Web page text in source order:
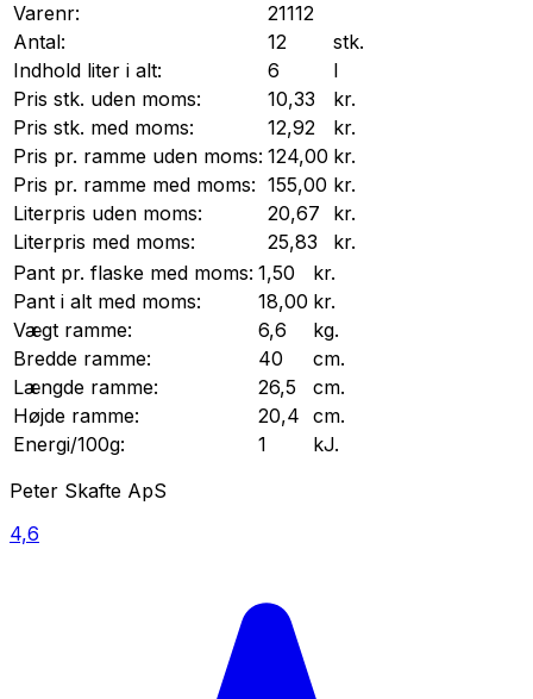
Varenr:
21112
Antal:
12
stk.
Indhold liter i alt:
6
l
Pris stk. uden moms:
10,33
kr.
Pris stk. med moms:
12,92
kr.
Pris pr. ramme uden moms: 124,00 kr.
Pris pr. ramme med moms: 155,00 kr.
Literpris uden moms:
20,67
kr.
Literpris med moms:
25,83
kr.
Pant pr. flaske med moms: 1,50
kr.
Pant i alt med moms:
18,00 kr.
Vægt ramme: 6,6
kg.
Bredde ramme: 40
cm.
Længde ramme: 26,5
cm.
Højde ramme: 20,4 cm.
Energi/100g:
1
kJ.
Peter Skafte ApS
4,6